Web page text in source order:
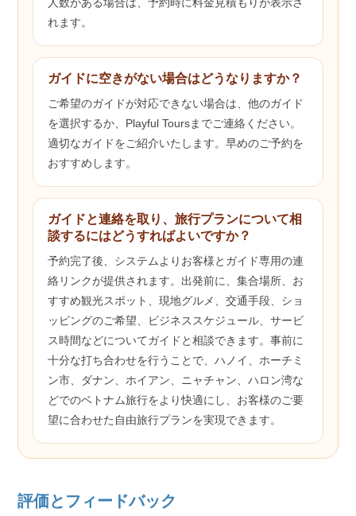
人数がある場合は、予約時に料金見積もりが表示さ
れます。
ガイドに空きがない場合はどうなりますか？
ご希望のガイドが対応できない場合は、他のガイド
を選択するか、Playful Toursまでご連絡ください。
適切なガイドをご紹介いたします。早めのご予約を
おすすめします。
ガイドと連絡を取り、旅行プランについて相
談するにはどうすればよいですか？
予約完了後、システムよりお客様とガイド専用の連
絡リンクが提供されます。出発前に、集合場所、お
すすめ観光スポット、現地グルメ、交通手段、ショ
ッピングのご希望、ビジネススケジュール、サービ
ス時間などについてガイドと相談できます。事前に
十分な打ち合わせを行うことで、ハノイ、ホーチミ
ン市、ダナン、ホイアン、ニャチャン、ハロン湾な
どでのベトナム旅行をより快適にし、お客様のご要
望に合わせた自由旅行プランを実現できます。
評価とフィードバック